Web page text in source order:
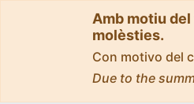
Amb motiu
molèsties.
Con motivo del
Due to the